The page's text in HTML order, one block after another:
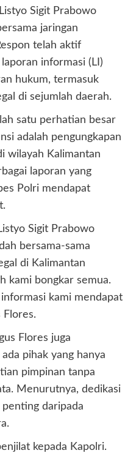
Sigit Prabowo
jaringan
telah aktif
informasi (LI)
hukum, termasuk
di sejumlah daerah.
satu perhatian besar
adalah pengungkapan
wilayah Kalimantan
laporan yang
Polri mendapat
Sigit Prabowo
bersama-sama
di Kalimantan
kami bongkar semua.
kami mendapat
Flores.
Flores juga
pihak yang hanya
pimpinan tanpa
Menurutnya, dedikasi
daripada
kepada Kapolri.